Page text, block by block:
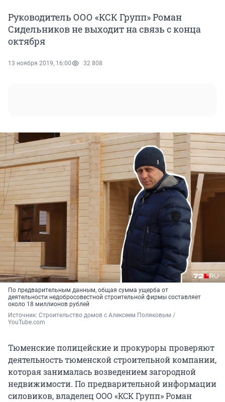
Руководитель ООО «КСК Групп» Роман
Сидельников не выходит на связь с конца
октября
13 ноября 2019, 16:00 32 808
По предварительным данным, общая сумма ущерба от
деятельности недобросовестной строительной фирмы составляет
около 18 миллионов рублей
Источник: Строительство домов с Алексеем Поляковым /
YouTube.com
Тюменские полицейские и прокуроры проверяют
деятельность тюменской строительной компании,
которая занималась возведением загородной
недвижимости. По предварительной информации
силовиков, владелец ООО «КСК Групп» Роман